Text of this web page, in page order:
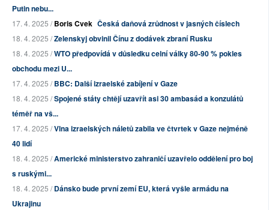
Putin nebu...
17. 4. 2025 /Boris Cvek Česká daňová zrůdnost v jasných číslech
18. 4. 2025 /Zelenskyj obvinil Čínu z dodávek zbraní Rusku
18. 4. 2025 /WTO předpovídá v důsledku celní války 80-90 % pokles
obchodu mezi U...
17. 4. 2025 /BBC: Další izraelské zabíjení v Gaze
18. 4. 2025 /Spojené státy chtějí uzavřít asi 30 ambasád a konzulátů
téměř na vš...
17. 4. 2025 /Vlna izraelských náletů zabila ve čtvrtek v Gaze nejméně
40 lidí
18. 4. 2025 /Americké ministerstvo zahraničí uzavřelo oddělení pro boj
s ruskými...
18. 4. 2025 /Dánsko bude první zemí EU, která vyšle armádu na
Ukrajinu